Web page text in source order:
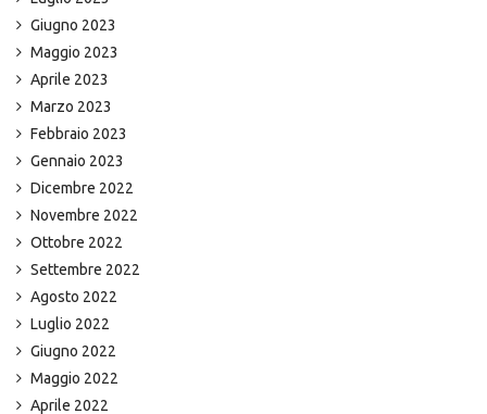
Giugno 2023
Maggio 2023
Aprile 2023
Marzo 2023
Febbraio 2023
Gennaio 2023
Dicembre 2022
Novembre 2022
Ottobre 2022
Settembre 2022
Agosto 2022
Luglio 2022
Giugno 2022
Maggio 2022
Aprile 2022